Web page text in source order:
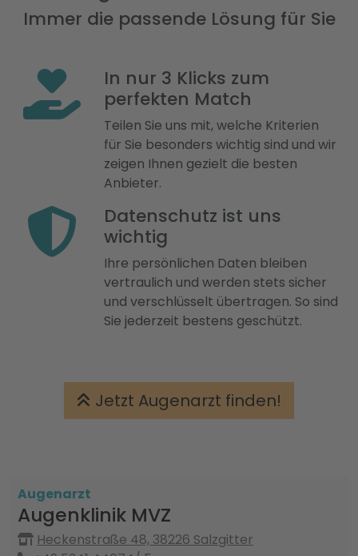
Immer die passende Lösung für Sie
In nur 3 Klicks zum
perfekten Match
Teilen Sie uns mit, welche Kriterien
für Sie besonders wichtig sind und wir
zeigen Ihnen gezielt die besten
Anbieter.
Datenschutz ist uns
wichtig
Ihre persönlichen Daten bleiben
vertraulich und werden stets sicher
und verschlüsselt übertragen. So sind
Sie jederzeit bestens geschützt.
Jetzt Augenarzt finden!
Augenarzt
Augenklinik MVZ
Heckenstraße 48, 38226 Salzgitter